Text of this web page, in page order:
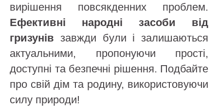
вирішення повсякденних проблем.
Ефективні народні засоби від
гризунів завжди були і залишаються
актуальними, пропонуючи прості,
доступні та безпечні рішення. Подбайте
про свій дім та родину, використовуючи
силу природи!